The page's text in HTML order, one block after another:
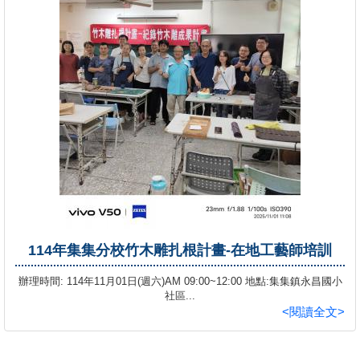
114年集集分校竹木雕扎根計畫-在地工藝師培訓
辦理時間: 114年11月01日(週六)AM 09:00~12:00 地點:集集鎮永昌國小
社區...
<閱讀全文>